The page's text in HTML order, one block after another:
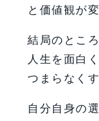
と価値観が
結局のところ
人生を面白
つまらなく
自分自身の